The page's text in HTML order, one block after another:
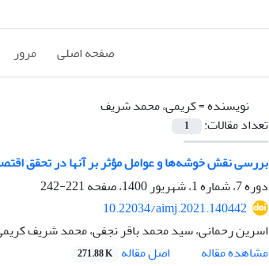
صفحه اصلی مرور
نویسنده =کریمی، محمد شریف
تعداد مقالات:
1
بررسی نقش خوشه‌ها و عوامل مؤثر بر آنها در تحقق
دوره 7، شماره 1، شهریور 1400، صفحه
221-242
10.22034/aimj.2021.140442
اسرین رحمانی، سید محمد باقر نجفی، محمد شریف
مشاهده مقاله
اصل مقاله 271.88 K